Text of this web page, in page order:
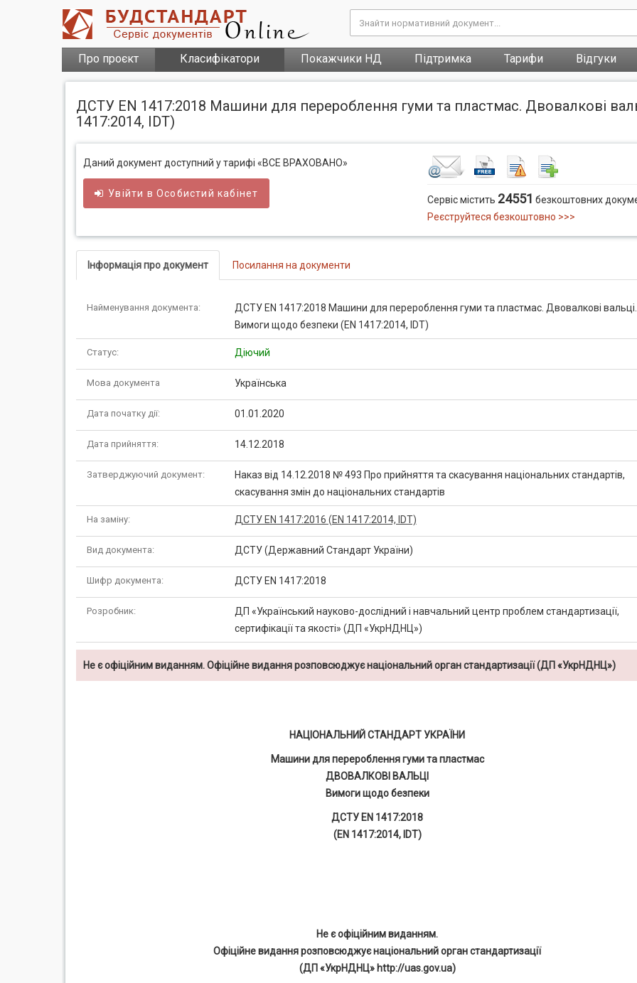
Про проєкт Класифікатори Покажчики НД Підтримка Тарифи Відгуки
ДСТУ EN 1417:2018 Машини для перероблення гуми та пластмас. Двовалкові
1417:2014, IDT)
Даний документ доступний у тарифі «ВСЕ ВРАХОВАНО»
Увійти вОсобистий кабінет
Сервіс містить 24551 безкоштовних
Реєструйтеся безкоштовно >>>
Інформація про документ Посилання на документи
Найменування документа:
ДСТУ EN 1417:2018 Машини для перероблення гуми та пластмас. Двовалкові вальці.
Вимоги щодо безпеки (EN 1417:2014, IDT)
Статус: Діючий
Мова документа Українська
Дата початку дії: 01.01.2020
Дата прийняття: 14.12.2018
Затверджуючий документ:
Наказ від 14.12.2018 № 493 Про прийняття та скасування національних стандартів,
скасування змін до національних стандартів
На заміну: ДСТУ EN 1417:2016 (EN 1417:2014, IDT)
Вид документа: ДСТУ (Державний Стандарт України)
Шифр документа: ДСТУ EN 1417:2018
Розробник:
ДП «Український науково-дослідний і навчальний центр проблем стандартизації,
сертифікації та якості» (ДП «УкрНДНЦ»)
Не є офіційним виданням. Офіційне видання розповсюджує національний орган стандартизації (ДП «УкрНДНЦ»)
НАЦІОНАЛЬНИЙ СТАНДАРТ УКРАЇНИ
Машини для перероблення гуми та пластмас
ДВОВАЛКОВІ ВАЛЬЦІ
Вимоги щодо безпеки
ДСТУ EN 1417:2018
(EN 1417:2014, IDT)
Не є офіційним виданням.
Офіційне видання розповсюджує національний орган стандартизації
(ДП «УкрНДНЦ» http://uas.gov.ua)